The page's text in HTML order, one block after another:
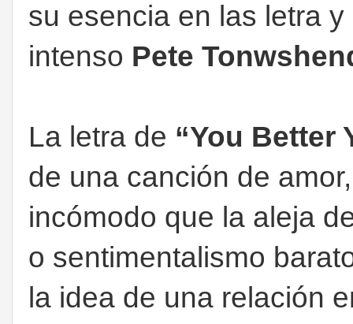
su esencia en las letra
intenso Pete
La letra de “You Better
de una canción de
incómodo que la aleja
o sentimentalismo
la idea de una relación